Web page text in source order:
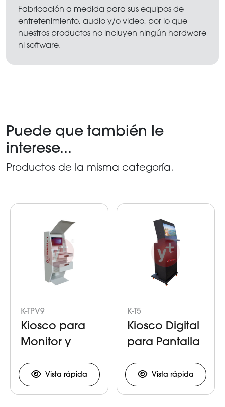
Fabricación a medida para sus equipos de
entretenimiento, audio y/o video, por lo que
nuestros productos no incluyen ningún hardware
ni software.
Puede que también le
interese...
Productos de la misma categoría.
K-TPV9
Kiosco para
Monitor y
Punto de
Venta para
Vista rápida
K-T5
Kiosco Digital
para Pantalla
Vista rápida